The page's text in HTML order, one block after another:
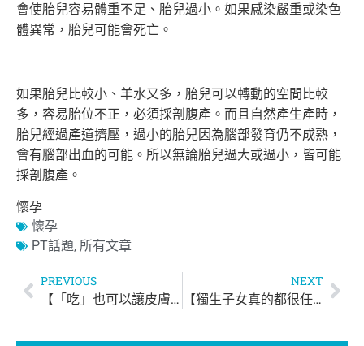
會使胎兒容易體重不足、胎兒過小。 如果感染嚴重或染色
體異常，胎兒可能會死亡。
如果胎兒比較小、羊水又多，胎兒可以轉動的空間比較
多， 容易胎位不正，必須採剖腹產。而且自然產生產時，
胎兒經過產道擠壓，過小的胎兒因為腦部發育仍不成熟，
會有腦部出血的可能。所以無論胎兒過大或過小，皆可能
採剖腹產。
懷孕
懷孕
PT話題, 所有文章
PREVIOUS
【「吃」也可以讓皮膚變好！】
NEXT
【獨生子女真的都很任性嗎？】